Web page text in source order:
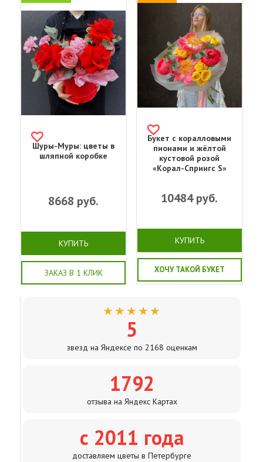
Шуры-Муры: цветы в
шляпной коробке
8668 руб.
КУПИТЬ
ЗАКАЗ В 1 КЛИК
Букет с коралловыми
пионами и жёлтой
кустовой розой
«Корал-Спрингс S»
10484руб.
КУПИТЬ
ХОЧУ ТАКОЙ БУКЕТ
★★★★★
5
звезд на Яндексе по 2168 оценкам
1792
отзыва на Яндекс Картах
с 2011 года
доставляем цветы в Петербурге